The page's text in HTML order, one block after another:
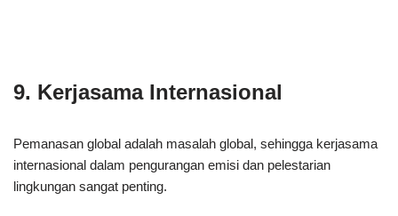
9. Kerjasama Internasional
Pemanasan global adalah masalah global, sehingga kerjasama
internasional dalam pengurangan emisi dan pelestarian
lingkungan sangat penting.